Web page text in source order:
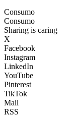
Consumo
Consumo
Sharing is caring
X
Facebook
Instagram
LinkedIn
YouTube
Pinterest
TikTok
Mail
RSS